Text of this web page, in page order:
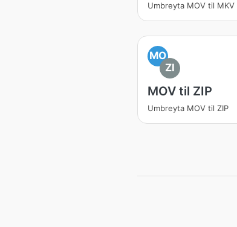
Umbreyta MOV til MKV
MO
ZI
MOV til ZIP
Umbreyta MOV til ZIP